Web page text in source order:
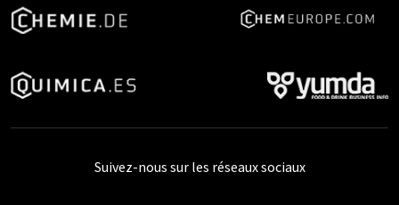
Suivez-nous sur les réseaux sociaux